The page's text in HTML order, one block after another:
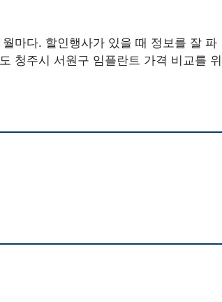
마다. 할인행사가 있을 때 정보를 잘 파
청주시 서원구 임플란트 가격 비교를 위